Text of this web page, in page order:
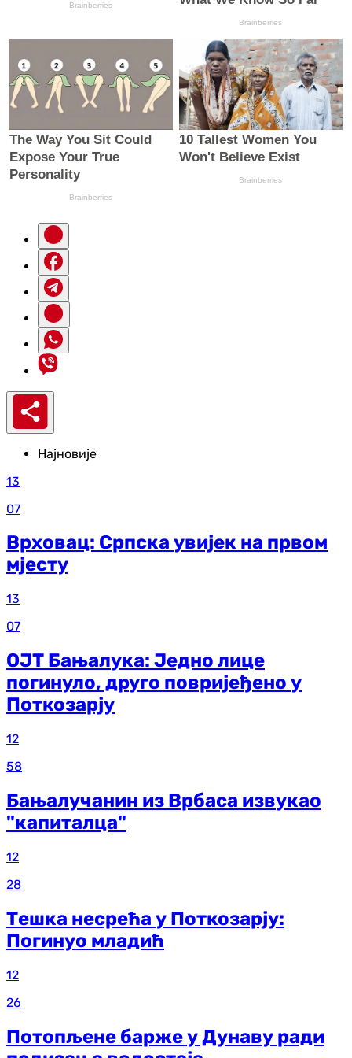
Најновије
13
07
Врховац: Српска увијек на првом
мјесту
13
07
ОЈТ Бањалука: Једно лице
погинуло, друго повријеђено у
Поткозарју
12
58
Бањалучанин из Врбаса извукао
"капиталца"
12
28
Тешка несрећа у Поткозарју:
Погинуо младић
12
26
Потопљене барже у Дунаву ради